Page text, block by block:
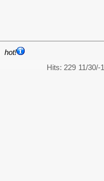
hot!
11/30/-1
Hits: 229